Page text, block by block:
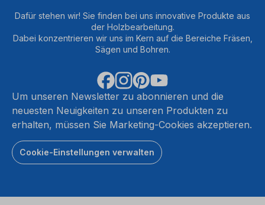
Dafür stehen wir! Sie finden bei uns innovative Produkte aus
der Holzbearbeitung.
Dabei konzentrieren wir uns im Kern auf die Bereiche Fräsen,
Sägen und Bohren.
Um unseren Newsletter zu abonnieren und die
neuesten Neuigkeiten zu unseren Produkten zu
erhalten, müssen Sie Marketing-Cookies akzeptieren.
Cookie-Einstellungen verwalten